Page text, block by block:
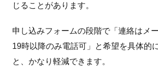
じることがあります。
申し込みフォームの段階で「連絡はメ
19時以降のみ電話可」と希望を具体的
と、かなり軽減できます。